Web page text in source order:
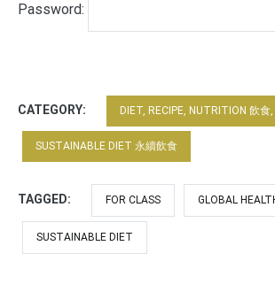
Password:
CATEGORY: DIET, RECIPE, NUTRITION 飲
SUSTAINABLE DIET 永續飲食
TAGGED: FOR CLASS GLOBAL
SUSTAINABLE DIET